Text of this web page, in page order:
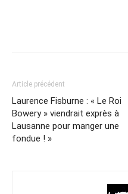
Article précédent
Laurence Fisburne : « Le Roi
Bowery » viendrait exprès à
Lausanne pour manger une
fondue ! »